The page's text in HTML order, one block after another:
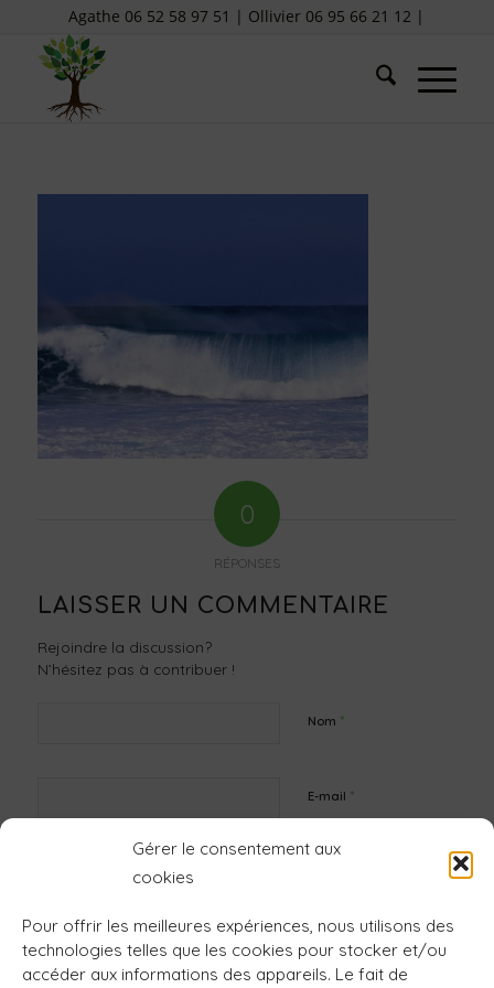
Gérer le consentement aux
cookies
Pour offrir les meilleures expériences, nous utilisons des
technologies telles que les cookies pour stocker et/ou
accéder aux informations des appareils. Le fait de
Agathe 06 52 58 97 51 | Ollivier 06 95 66 21 12 |
0
RÉPONSES
LAISSER UN COMMENTAIRE
Rejoindre la discussion?
N’hésitez pas à contribuer !
Nom *
E-mail *